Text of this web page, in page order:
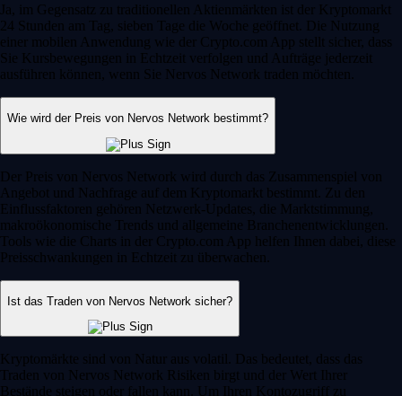
Ja, im Gegensatz zu traditionellen Aktienmärkten ist der Kryptomarkt
24 Stunden am Tag, sieben Tage die Woche geöffnet. Die Nutzung
einer mobilen Anwendung wie der Crypto.com App stellt sicher, dass
Sie Kursbewegungen in Echtzeit verfolgen und Aufträge jederzeit
ausführen können, wenn Sie Nervos Network traden möchten.
Wie wird der Preis von Nervos Network bestimmt?
Der Preis von Nervos Network wird durch das Zusammenspiel von
Angebot und Nachfrage auf dem Kryptomarkt bestimmt. Zu den
Einflussfaktoren gehören Netzwerk-Updates, die Marktstimmung,
makroökonomische Trends und allgemeine Branchenentwicklungen.
Tools wie die Charts in der Crypto.com App helfen Ihnen dabei, diese
Preisschwankungen in Echtzeit zu überwachen.
Ist das Traden von Nervos Network sicher?
Kryptomärkte sind von Natur aus volatil. Das bedeutet, dass das
Traden von Nervos Network Risiken birgt und der Wert Ihrer
Bestände steigen oder fallen kann. Um Ihren Kontozugriff zu